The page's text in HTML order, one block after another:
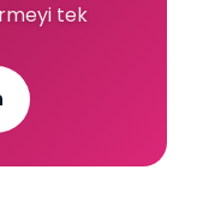
tek